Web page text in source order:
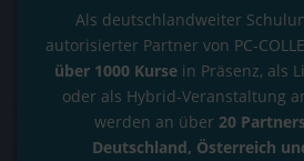
Als deutschlandweiter
autorisierter Partner von PC-
über 1000 Kursein Präsenz, als
oder als Hybrid-Veranstaltung
werden an über 20
Deutschland, Österreich